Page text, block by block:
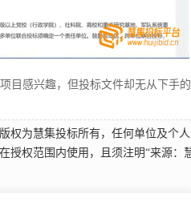
目感兴趣，但投标文件却无从下手
权为慧集投标所有，任何单位及个
授权范围内使用，且须注明“来源：